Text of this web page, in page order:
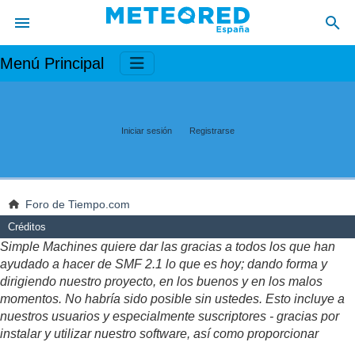
Menú Principal
Iniciar sesión Registrarse
Foro de Tiempo.com
Créditos
Simple Machines quiere dar las gracias a todos los que han
ayudado a hacer de SMF 2.1 lo que es hoy; dando forma y
dirigiendo nuestro proyecto, en los buenos y en los malos
momentos. No habría sido posible sin ustedes. Esto incluye a
nuestros usuarios y especialmente suscriptores - gracias por
instalar y utilizar nuestro software, así como proporcionar